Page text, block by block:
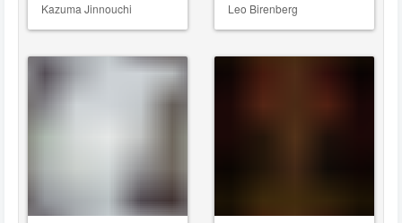
Kazuma Jinnouchi Leo Birenberg